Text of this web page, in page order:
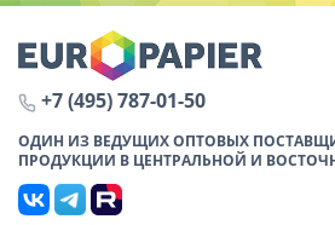
+7 (495) 787-01-50
ОДИН ИЗ ВЕДУЩИХ ОПТОВЫХ
ПРОДУКЦИИ В ЦЕНТРАЛЬНОЙ И